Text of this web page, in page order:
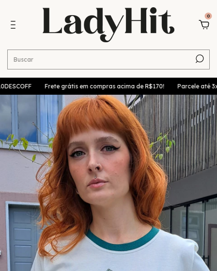
0
Frete grátis em compras acima de R$170! Parcele até 3x